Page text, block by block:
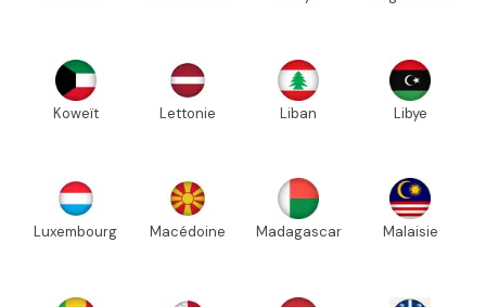
Koweït Lettonie Liban Libye
Luxembourg Macédoine Madagascar Malaisie